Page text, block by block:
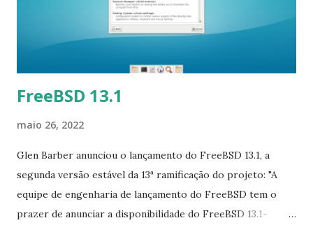
clusters de alta disponibilidade seguros e estáveis; função
de sistema de rede aprimorada - essa função ajuda os
juntamente com regras rob...
FreeBSD 13.1
maio 26, 2022
Glen Barber anunciou o lançamento do FreeBSD 13.1, a
segunda versão estável da 13ª ramificação do projeto: "A
equipe de engenharia de lançamento do FreeBSD tem o
prazer de anunciar a disponibilidade do FreeBSD 13.1-